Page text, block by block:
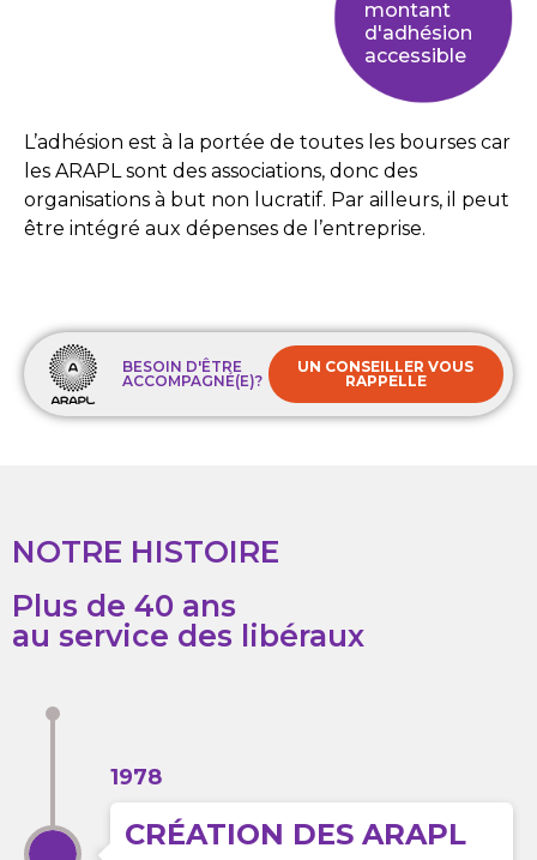
montant
d'adhésion
accessible
L’adhésion est à la portée de toutes les bourses car
les ARAPL sont des associations, donc des
organisations à but non lucratif. Par ailleurs, il peut
être intégré aux dépenses de l’entreprise.
BESOIN D'ÊTRE
ACCOMPAGNÉ(E)?
UN CONSEILLER VOUS
RAPPELLE
NOTRE HISTOIRE
Plus de 40 ans
au service des libéraux
1978
CRÉATION DES ARAPL